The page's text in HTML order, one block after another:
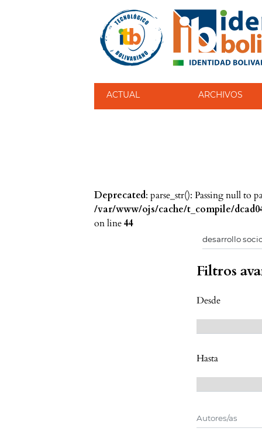
ACTUAL ARCHIVOS
Deprecated: parse_str(): Passing null to
/var/www/ojs/cache/t_compile/
on line44
Filtros
Desde
Hasta